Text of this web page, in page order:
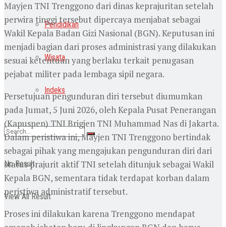
Pendidikan
Wisata
Indeks
No Result
View All Result
Mayjen TNI Trenggono dari dinas keprajuritan setelah
perwira tinggi tersebut dipercaya menjabat sebagai
Wakil Kepala Badan Gizi Nasional (BGN). Keputusan ini
menjadi bagian dari proses administrasi yang dilakukan
sesuai ketentuan yang berlaku terkait penugasan
pejabat militer pada lembaga sipil negara.
Persetujuan pengunduran diri tersebut diumumkan
pada Jumat, 5 Juni 2026, oleh Kepala Pusat Penerangan
(Kapuspen) TNI Brigjen TNI Muhammad Nas di Jakarta.
Dalam peristiwa ini, Mayjen TNI Trenggono bertindak
sebagai pihak yang mengajukan pengunduran diri dari
status prajurit aktif TNI setelah ditunjuk sebagai Wakil
Kepala BGN, sementara tidak terdapat korban dalam
peristiwa administratif tersebut.
Proses ini dilakukan karena Trenggono mendapat